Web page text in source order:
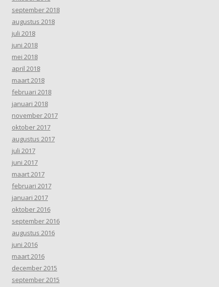
september 2018
augustus 2018
juli 2018
juni 2018
mei 2018
april 2018
maart 2018
februari 2018
januari 2018
november 2017
oktober 2017
augustus 2017
juli 2017
juni 2017
maart 2017
februari 2017
januari 2017
oktober 2016
september 2016
augustus 2016
juni 2016
maart 2016
december 2015
september 2015